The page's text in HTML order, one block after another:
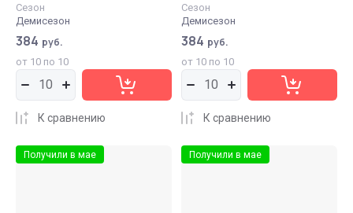
Сезон
Демисезон
384 руб.
от 10 по 10
К сравнению
Сезон
Демисезон
384 руб.
от 10 по 10
К сравнению
Получили в мае Получили в мае